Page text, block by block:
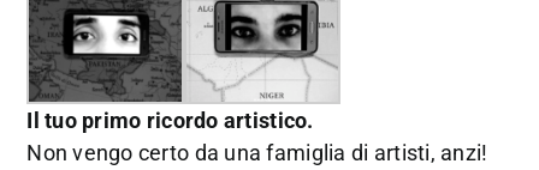
Il tuo primo ricordo artistico.
Non vengo certo da una famiglia di artisti, anzi!